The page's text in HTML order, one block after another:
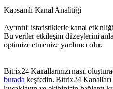
Kapsamlı Kanal Analitiği
Ayrıntılı istatistiklerle kanal
Bu veriler etkileşim düzeylerini
optimize etmenize yardımcı olur.
Bitrix24 Kanallarınızı nasıl
burada keşfedin. Bitrix24